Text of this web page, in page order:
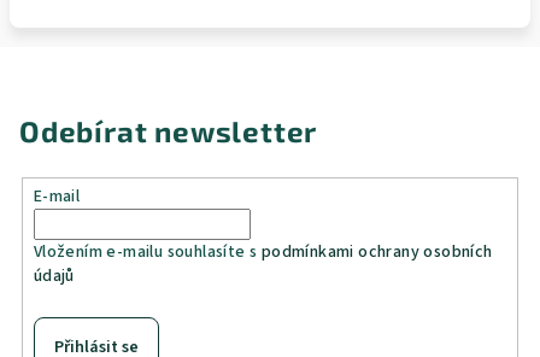
Odebírat newsletter
E-mail
Vložením e-mailu souhlasíte s podmínkami ochrany osobních
údajů
Přihlásit se